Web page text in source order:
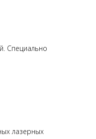
Специально
лазерных